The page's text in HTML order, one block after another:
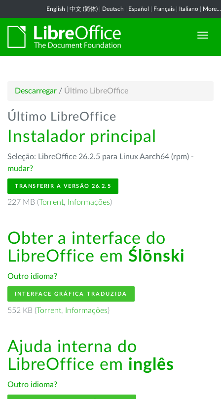
English 中文 (简体) Deutsch Español Français Italiano More...
Descarregar / Último LibreOffice
Último LibreOffice
Instalador principal
Seleção: LibreOffice 26.2.5 para Linux Aarch64 (rpm) -
mudar?
TRANSFERIR A VERSÃO 26.2.5
227 MB (Torrent, Informações)
Obter a interface do
LibreOffice em Ślōnski
Outro idioma?
INTERFACE GRÁFICA TRADUZIDA
552 KB (Torrent, Informações)
Ajuda interna do
LibreOffice em inglês
Outro idioma?